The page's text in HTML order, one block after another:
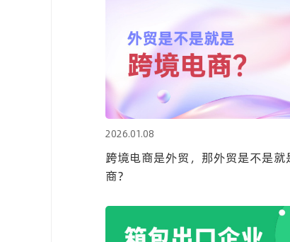
2026.01.08
跨境电商是外贸，那外贸是不是就
商？